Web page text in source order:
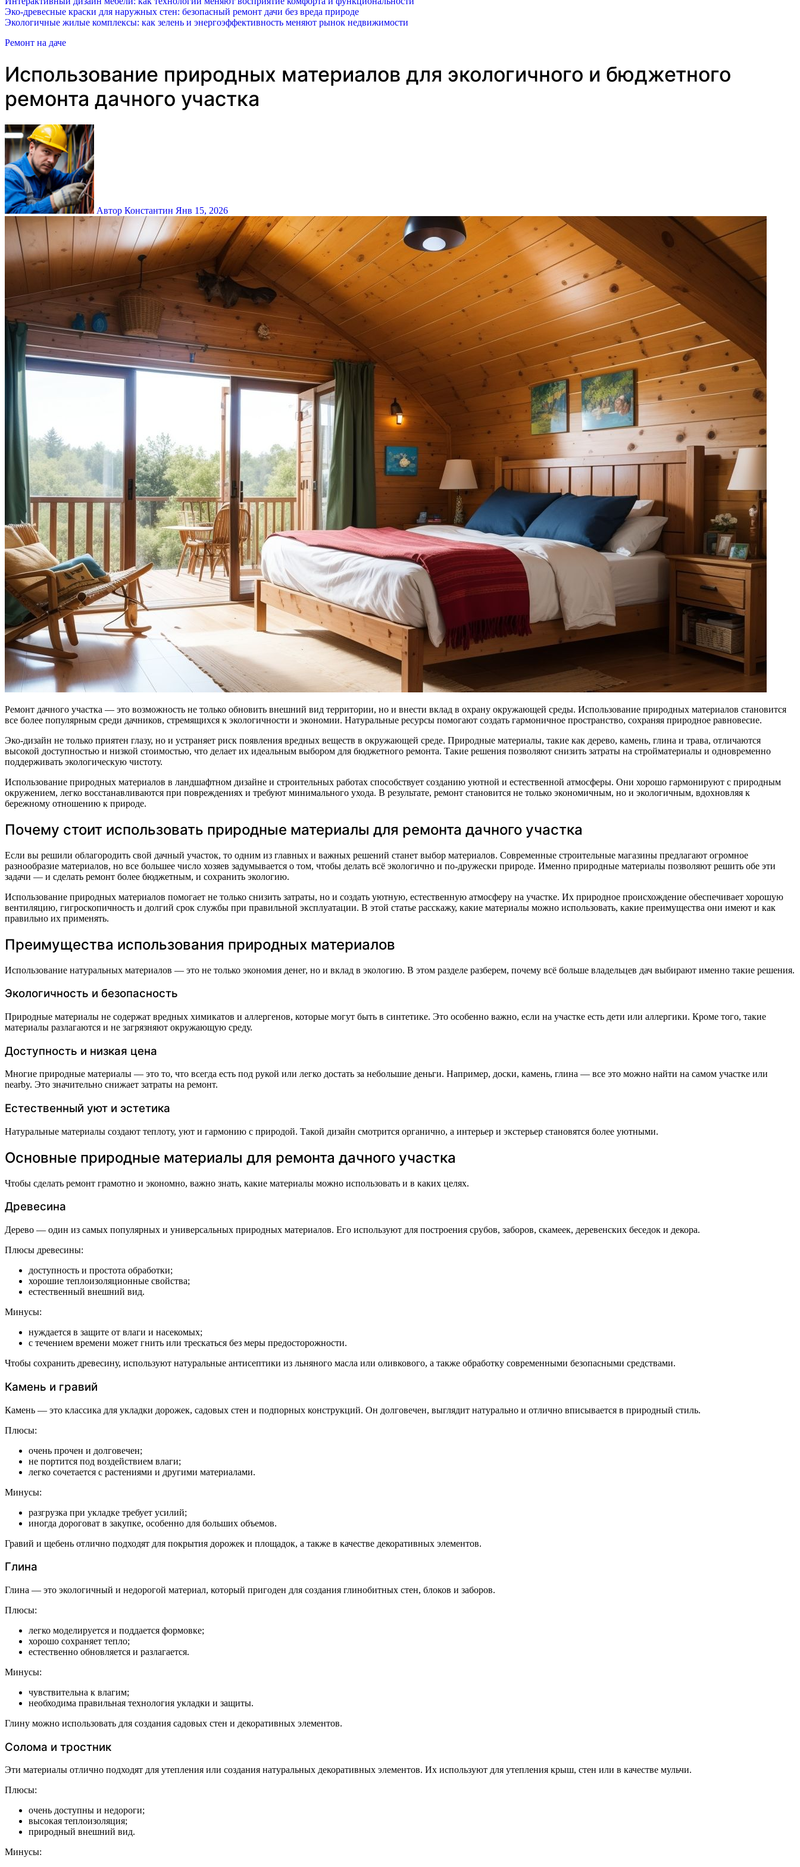
Эко-древесные краски для наружных стен: безопасный ремонт дачи без вреда природе
Экологичные жилые комплексы: как зелень и энергоэффективность меняют рынок недвижимости
Ремонт на даче
Использование природных материалов для экологичного и бюджетного
ремонта дачного участка
Автор Константин Янв 15, 2026
Ремонт дачного участка — это возможность не только обновить внешний вид территории, но и внести вклад в охрану окружающей среды. Использование природных материалов становится
все более популярным среди дачников, стремящихся к экологичности и экономии. Натуральные ресурсы помогают создать гармоничное пространство, сохраняя природное равновесие.
Эко-дизайн не только приятен глазу, но и устраняет риск появления вредных веществ в окружающей среде. Природные материалы, такие как дерево, камень, глина и трава, отличаются
высокой доступностью и низкой стоимостью, что делает их идеальным выбором для бюджетного ремонта. Такие решения позволяют снизить затраты на стройматериалы и одновременно
поддерживать экологическую чистоту.
Использование природных материалов в ландшафтном дизайне и строительных работах способствует созданию уютной и естественной атмосферы. Они хорошо гармонируют с природным
окружением, легко восстанавливаются при повреждениях и требуют минимального ухода. В результате, ремонт становится не только экономичным, но и экологичным, вдохновляя к
бережному отношению к природе.
Почему стоит использовать природные материалы для ремонта дачного участка
Если вы решили облагородить свой дачный участок, то одним из главных и важных решений станет выбор материалов. Современные строительные магазины предлагают огромное
разнообразие материалов, но все большее число хозяев задумывается о том, чтобы делать всё экологично и по-дружески природе. Именно природные материалы позволяют решить обе эти
задачи — и сделать ремонт более бюджетным, и сохранить экологию.
Использование природных материалов помогает не только снизить затраты, но и создать уютную, естественную атмосферу на участке. Их природное происхождение обеспечивает хорошую
вентиляцию, гигроскопичность и долгий срок службы при правильной эксплуатации. В этой статье расскажу, какие материалы можно использовать, какие преимущества они имеют и как
правильно их применять.
Преимущества использования природных материалов
Использование натуральных материалов — это не только экономия денег, но и вклад в экологию. В этом разделе разберем, почему всё больше владельцев дач выбирают именно такие решения.
Экологичность и безопасность
Природные материалы не содержат вредных химикатов и аллергенов, которые могут быть в синтетике. Это особенно важно, если на участке есть дети или аллергики. Кроме того, такие
материалы разлагаются и не загрязняют окружающую среду.
Доступность и низкая цена
Многие природные материалы — это то, что всегда есть под рукой или легко достать за небольшие деньги. Например, доски, камень, глина — все это можно найти на самом участке или
nearby. Это значительно снижает затраты на ремонт.
Естественный уют и эстетика
Натуральные материалы создают теплоту, уют и гармонию с природой. Такой дизайн смотрится органично, а интерьер и экстерьер становятся более уютными.
Основные природные материалы для ремонта дачного участка
Чтобы сделать ремонт грамотно и экономно, важно знать, какие материалы можно использовать и в каких целях.
Древесина
Дерево — один из самых популярных и универсальных природных материалов. Его используют для построения срубов, заборов, скамеек, деревенских беседок и декора.
Плюсы древесины:
доступность и простота обработки;
хорошие теплоизоляционные свойства;
естественный внешний вид.
Минусы:
нуждается в защите от влаги и насекомых;
с течением времени может гнить или трескаться без меры предосторожности.
Чтобы сохранить древесину, используют натуральные антисептики из льняного масла или оливкового, а также обработку современными безопасными средствами.
Камень и гравий
Камень — это классика для укладки дорожек, садовых стен и подпорных конструкций. Он долговечен, выглядит натурально и отлично вписывается в природный стиль.
Плюсы:
очень прочен и долговечен;
не портится под воздействием влаги;
легко сочетается с растениями и другими материалами.
Минусы:
разгрузка при укладке требует усилий;
иногда дороговат в закупке, особенно для больших объемов.
Гравий и щебень отлично подходят для покрытия дорожек и площадок, а также в качестве декоративных элементов.
Глина
Глина — это экологичный и недорогой материал, который пригоден для создания глинобитных стен, блоков и заборов.
Плюсы:
легко моделируется и поддается формовке;
хорошо сохраняет тепло;
естественно обновляется и разлагается.
Минусы:
чувствительна к влагим;
необходима правильная технология укладки и защиты.
Глину можно использовать для создания садовых стен и декоративных элементов.
Солома и тростник
Эти материалы отлично подходят для утепления или создания натуральных декоративных элементов. Их используют для утепления крыш, стен или в качестве мульчи.
Плюсы:
очень доступны и недороги;
высокая теплоизоляция;
природный внешний вид.
Минусы: